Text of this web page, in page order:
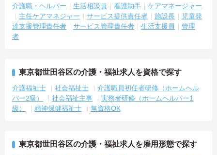
介護職・ヘルパー 生活相談員 看護助手
ケアマネージャー
主任ケアマネジャー
サービス提供責任者 施設長
児童発
達支援管理責任者
サービス管理責任者 生活支援員
管理
者
東京都世田谷区の介護・福祉求人を資格で探す
介護福祉士 社会福祉士
介護職員初任者研修（ホームヘル
パー2級）
社会福祉主事
実務者研修（ホームヘルパー1
級）
精神保健福祉士 無資格OK
東京都世田谷区の介護・福祉求人を雇用形態で探す